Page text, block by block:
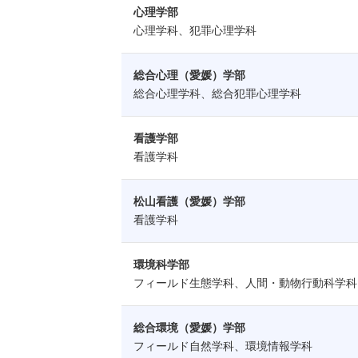
心理学部
心理学科、犯罪心理学科
総合心理（愛媛）学部
総合心理学科、総合犯罪心理学科
看護学部
看護学科
松山看護（愛媛）学部
看護学科
環境科学部
フィールド生態学科、人間・動物行動科学
総合環境（愛媛）学部
フィールド自然学科、環境情報学科